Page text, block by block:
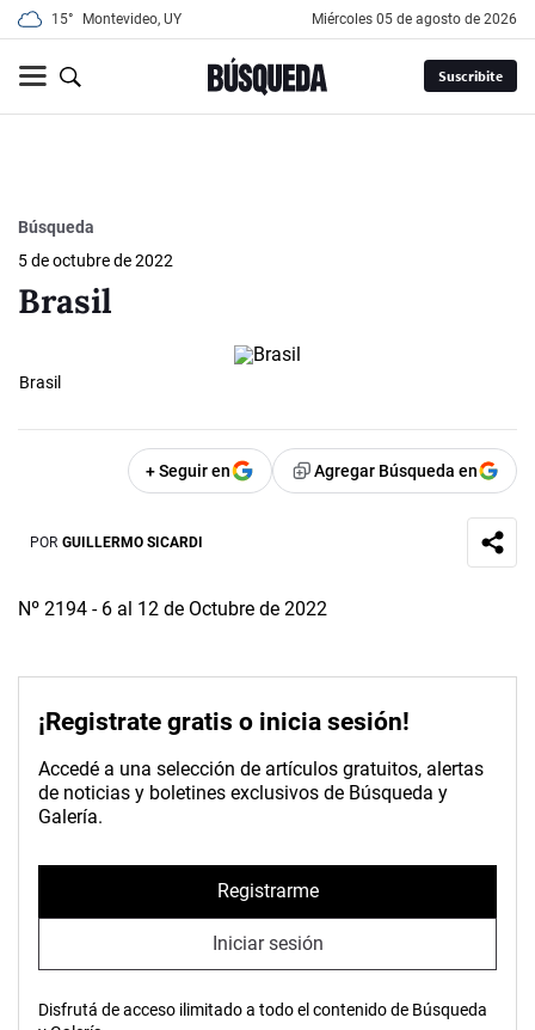
15° Montevideo, UY miércoles 05 de agosto de 2026
Suscribite
Búsqueda
5 de octubre de 2022
Brasil
Brasil
+ Seguir en Agregar Búsqueda en
POR GUILLERMO SICARDI
Nº 2194 - 6 al 12 de Octubre de 2022
¡Registrate gratis o inicia sesión!
Accedé a una selección de artículos gratuitos, alertas
de noticias y boletines exclusivos de Búsqueda y
Galería.
Registrarme
Iniciar sesión
Disfrutá de acceso ilimitado a todo el contenido de Búsqueda